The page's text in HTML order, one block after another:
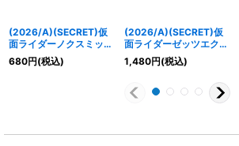
(2026/A)(SECRET)仮
面ライダーノクスミッド
ナイトシャドウ【M-
SEC】{26RCB01-022}
680円(税込)
(2026/A)(SECRET)仮
面ライダーゼッツエクス
ドリーム【X-SEC】
{26RCB01-X03}《紫》
1,480円(税込)